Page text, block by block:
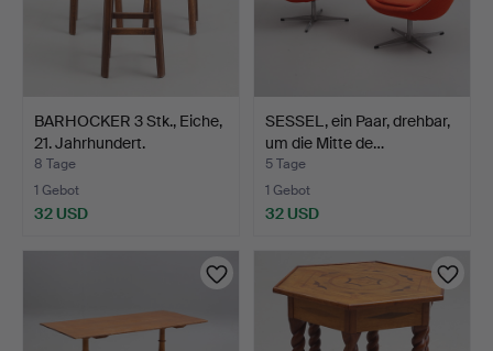
BARHOCKER 3 Stk., Eiche,
21. Jahrhundert.
8 Tage
1 Gebot
32 USD
SESSEL, ein Paar, drehbar,
um die Mitte de…
5 Tage
1 Gebot
32 USD